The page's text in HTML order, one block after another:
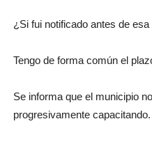
¿Si fui notificado antes de
Tengo de forma común el
Se informa que el municipio
progresivamente